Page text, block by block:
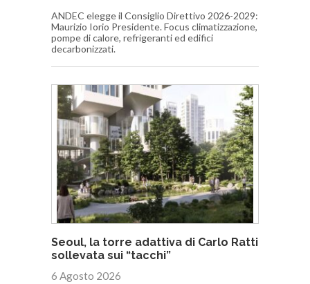
ANDEC elegge il Consiglio Direttivo 2026-2029:
Maurizio Iorio Presidente. Focus climatizzazione,
pompe di calore, refrigeranti ed edifici
decarbonizzati.
Seoul, la torre adattiva di Carlo Ratti
sollevata sui “tacchi”
6 Agosto 2026